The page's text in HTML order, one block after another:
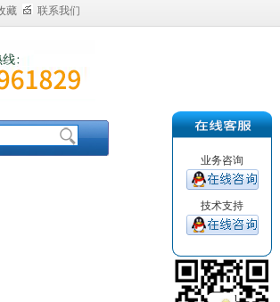
藏 联系我们
业务咨询
技术支持